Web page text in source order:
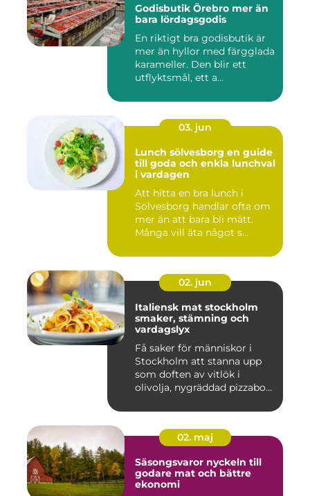
Godisbutik Örebro mer än
bara lördagsgodis
En riktigt bra godisbutik är
mer än hyllor med färgglada
karameller. Den blir ett
utflyktsmål, ett a...
03. jun
Lunch sölvesborg en guide
till goda och enkla lunchval
i vardagen
Att hitta en bra lunch i
Sölvesborg handlar ofta om
mer än att bara bli mätt.
Många vill äta något s...
02. jun
Italiensk mat stockholm
smaker, stämning och
vardagslyx
Få saker för människor i
Stockholm att stanna upp
som doften av vitlök i
olivolja, nygräddad pizzabo...
02. maj
Säsongsvaror nyckeln till
godare mat och bättre
ekonomi